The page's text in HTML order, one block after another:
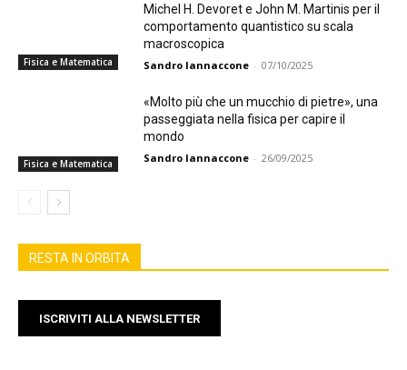
Fisica e Matematica
Michel H. Devoret e John M. Martinis per il
comportamento quantistico su scala
macroscopica
Sandro Iannaccone - 07/10/2025
Fisica e Matematica
«Molto più che un mucchio di pietre», una
passeggiata nella fisica per capire il
mondo
Sandro Iannaccone - 26/09/2025
RESTA IN ORBITA
ISCRIVITI ALLA NEWSLETTER